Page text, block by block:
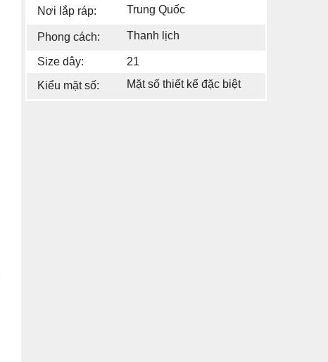
Nơi lắp ráp: Trung Quốc
Phong cách: Thanh lịch
Size dây:
21
Kiểu mặt số:
Mặt số thiết kế đặc biệt